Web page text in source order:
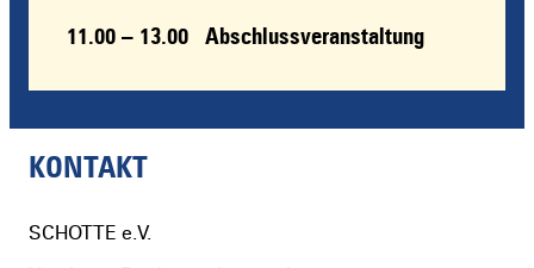
11.00 – 13.00 Abschlussveranstaltung
KONTAKT
SCHOTTE e.V.